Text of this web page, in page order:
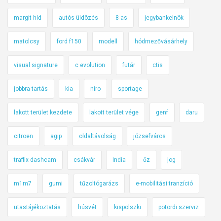
margit híd autós üldözés 8-as jegybankelnök
matolcsy ford f150 modell hódmezővásárhely
visual signature c evolution futár ctis
jobbra tartás kia niro sportage
lakott terület kezdete lakott terület vége genf daru
citroen agip oldaltávolság józsefváros
traffix dashcam csákvár India őz jog
m1m7 gumi tűzoltógarázs e-mobilitási tranzíció
utastájékoztatás húsvét kispolszki pötördi szerviz